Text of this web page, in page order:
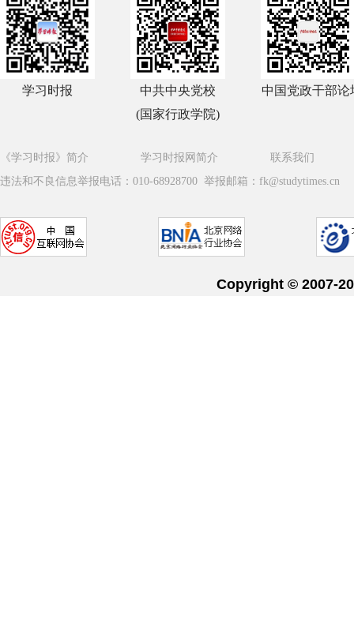
学习时报
中共中央党校
(国家行政学院)
中国党政干部论
《学习时报》简介 学习时报网简介
联系我们
违法和不良信息举报电话：010-68928700 举报邮箱：fk@studytimes.cn
Copyright © 2007-